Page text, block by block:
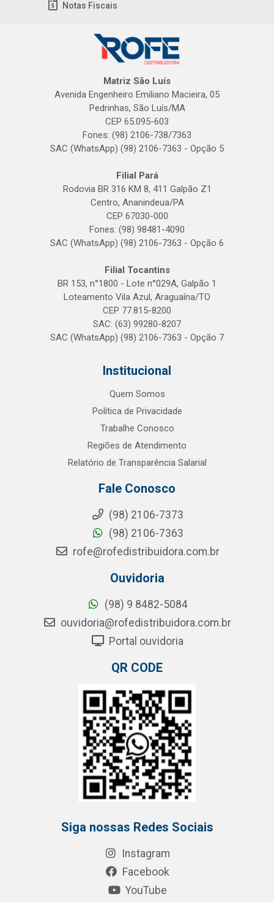
Notas Fiscais
Matriz São Luís
Avenida Engenheiro Emiliano Macieira, 05
Pedrinhas, São Luís/MA
CEP 65.095-603
Fones: (98) 2106-738/7363
SAC (WhatsApp) (98) 2106-7363 - Opção 5
Filial Pará
Rodovia BR 316 KM 8, 411 Galpão Z1
Centro, Ananindeua/PA
CEP 67030-000
Fones: (98) 98481-4090
SAC (WhatsApp) (98) 2106-7363 - Opção 6
Filial Tocantins
BR 153, n°1800 - Lote n°029A, Galpão 1
Loteamento Vila Azul, Araguaína/TO
CEP 77.815-8200
SAC: (63) 99280-8207
SAC (WhatsApp) (98) 2106-7363 - Opção 7
Institucional
Quem Somos
Política de Privacidade
Trabalhe Conosco
Regiões de Atendimento
Relatório de Transparência Salarial
Fale Conosco
(98) 2106-7373
(98) 2106-7363
rofe@rofedistribuidora.com.br
Ouvidoria
(98) 9 8482-5084
ouvidoria@rofedistribuidora.com.br
Portal ouvidoria
QR CODE
Siga nossas Redes Sociais
Instagram
Facebook
YouTube